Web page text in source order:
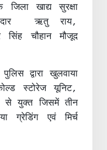
खाद्य सुरक्षा
ऋतु राय,
सिंह चौहान मौजूद
द्वारा खुलवाया
स्टोरेज यूनिट,
से युक्त जिसमें तीन
ग्रेडिंग एवं मिर्च